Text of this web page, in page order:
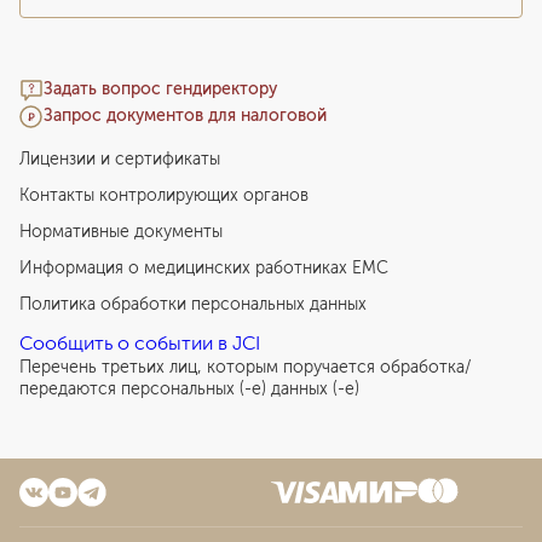
Задать вопрос гендиректору
Запрос документов для налоговой
Лицензии и сертификаты
Контакты контролирующих органов
Нормативные документы
Информация о медицинских работниках EMC
Политика обработки персональных данных
Сообщить о событии в JCI
Перечень третьих лиц, которым поручается обработка/
передаются персональных (-е) данных (-е)